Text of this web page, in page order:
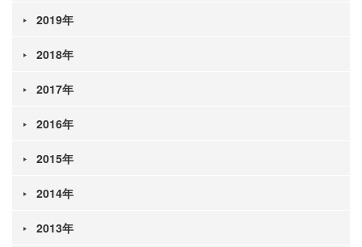
2019年
2018年
2017年
2016年
2015年
2014年
2013年